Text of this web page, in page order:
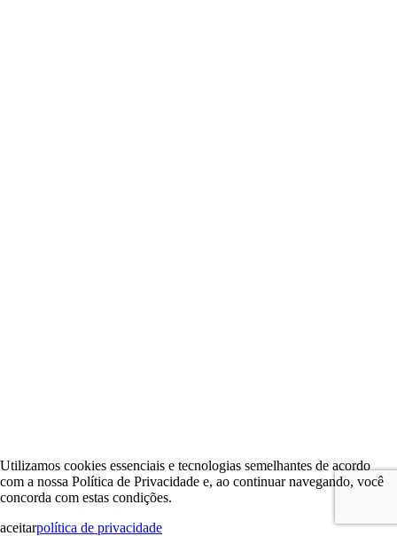
Utilizamos cookies essenciais e tecnologias semelhantes de acordo
com a nossa Política de Privacidade e, ao continuar navegando, você
concorda com estas condições.
aceitarpolítica de privacidade